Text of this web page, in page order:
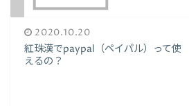
2020.10.20
紅珠漢でpaypal（ペイパル）って使
えるの？